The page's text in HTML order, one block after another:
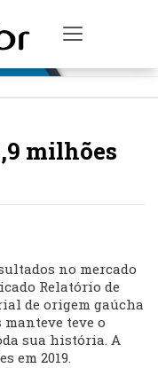
Toggle
milhões
no mercado
Relatório de
de origem gaúcha
manteve teve o
sua história. A
em 2019.